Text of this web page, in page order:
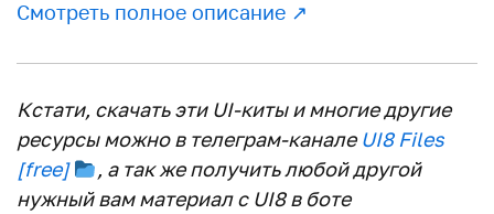
Смотреть полное описание ↗︎
Кстати, скачать эти UI-киты и многие другие
ресурсы можно в телеграм-каналеUI8 Files
[free]
, а так же получить любой другой
нужный вам материал с UI8 в боте